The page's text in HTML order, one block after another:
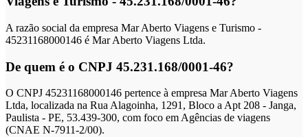
A razão social da empresa Mar Aberto Viagens e Turismo -
45231168000146 é Mar Aberto Viagens Ltda.
De quem é o CNPJ 45.231.168/0001-46?
O CNPJ 45231168000146 pertence à empresa Mar Aberto Viagens
Ltda, localizada na Rua Alagoinha, 1291, Bloco a Apt 208 - Janga,
Paulista - PE, 53.439-300, com foco em Agências de viagens
(CNAE N-7911-2/00).